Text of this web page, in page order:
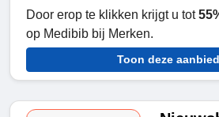
Door erop te klikken krijgt u tot
op Medibib bij Merken.
Toon deze